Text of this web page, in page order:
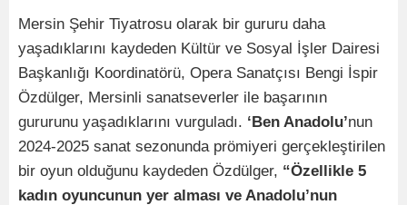
Mersin Şehir Tiyatrosu olarak bir gururu daha
yaşadıklarını kaydeden Kültür ve Sosyal İşler Dairesi
Başkanlığı Koordinatörü, Opera Sanatçısı Bengi İspir
Özdülger, Mersinli sanatseverler ile başarının
gururunu yaşadıklarını vurguladı. ‘Ben Anadolu’nun
2024-2025 sanat sezonunda prömiyeri gerçekleştirilen
bir oyun olduğunu kaydeden Özdülger, “Özellikle 5
kadın oyuncunun yer alması ve Anadolu’nun